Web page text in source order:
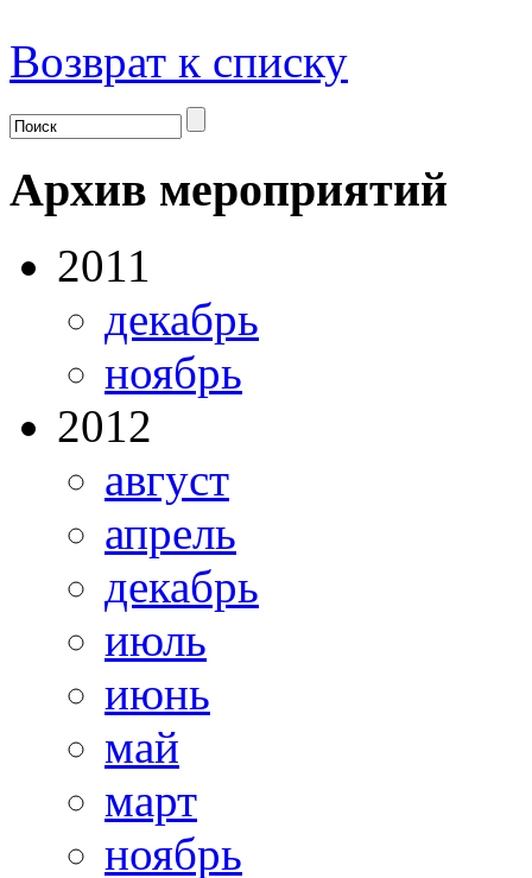
Возврат к списку
Архив мероприятий
2011
декабрь
ноябрь
2012
август
апрель
декабрь
июль
июнь
май
март
ноябрь